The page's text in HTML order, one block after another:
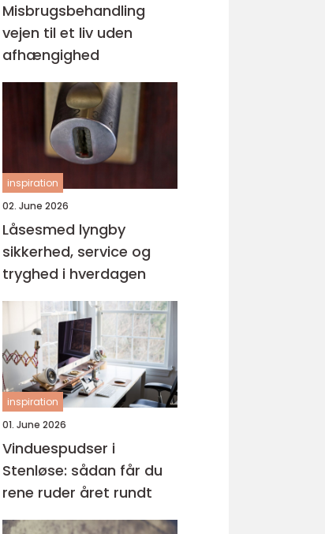
Misbrugsbehandling
vejen til et liv uden
afhængighed
inspiration
02. June 2026
Låsesmed lyngby
sikkerhed, service og
tryghed i hverdagen
inspiration
01. June 2026
Vinduespudser i
Stenløse: sådan får du
rene ruder året rundt